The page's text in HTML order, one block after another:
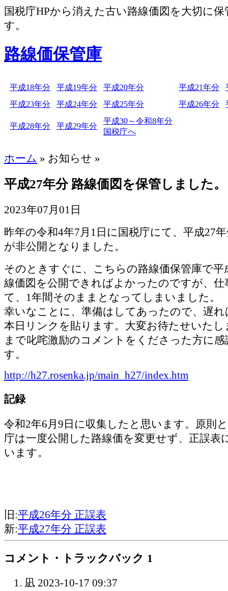
国税庁HPから消えた古い路線価図を大切に
す。
路線価保管庫
平成18年分 平成19年分 平成20年分 平成21年分
平成23年分
平成24年分 平成25年分 平成26年分
平成28年分 平成29年分
平成30～令和8年分
国税庁へ
ホーム » お知らせ »
平成27年分 路線価図を保管しました。
2023年07月01日
昨年の令和4年7月1日に国税庁にて、平成27
が非公開となりました。
そのときすぐに、こちらの路線価保管庫で平
線価図を公開できればよかったのですが、仕
て、1年間そのままとなってしまいました。
幸いなことに、準備はしてあったので、遅
本日リンクを貼ります。大変お待たせいた
まで叱咤激励のコメントをくださった方に
す。
http://h27.rosenka.jp/main_h27/index.htm
記録
令和2年6月9日に収集したと思います。原則
庁は一度公開した路線価を変更せず、正誤表
います。
旧:平成26年分 正誤表
新:平成27年分 正誤表
コメント・トラックバック 1
凪 2023-10-17 09:37